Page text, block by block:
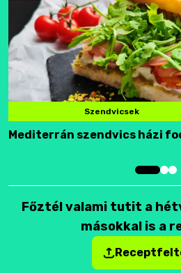
Szendvicsek
Mediterrán szendvics házi
Főztél valami tutit a
másokkal is a